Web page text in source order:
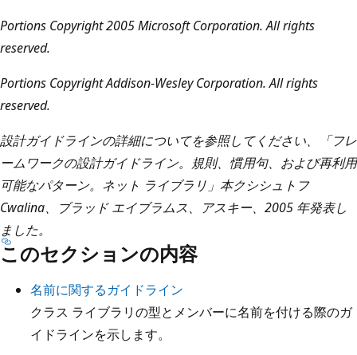
Portions Copyright 2005 Microsoft Corporation. All rights
reserved.
Portions Copyright Addison-Wesley Corporation. All rights
reserved.
設計ガイドラインの詳細についてを参照してください、「フレ
ームワークの設計ガイドライン。規則、慣用句、および再利用
可能なパターン。ネット ライブラリ」本クシシュトフ
Cwalina、ブラッド エイブラムス、アスキー、2005 年発表し
ました。
このセクションの内容
名前に関するガイドライン
クラス ライブラリの型とメンバーに名前を付ける際のガ
イドラインを示します。